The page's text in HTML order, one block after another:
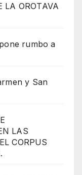
LA OROTAVA
rumbo a
y San
LAS
CORPUS